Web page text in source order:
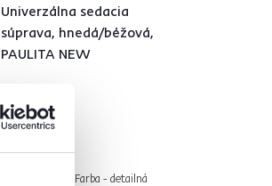
Univerzálna sedacia
súprava, hnedá/béžová,
PAULITA NEW
389 €
1 Výška (cm), 4 Farba - detailná